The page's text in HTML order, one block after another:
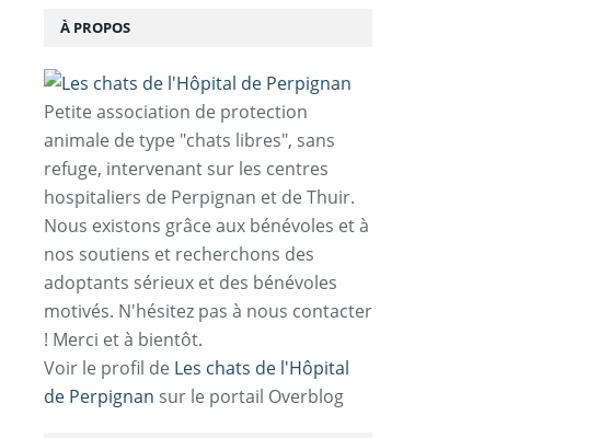
À PROPOS
Petite association de protection
animale de type "chats libres", sans
refuge, intervenant sur les centres
hospitaliers de Perpignan et de Thuir.
Nous existons grâce aux bénévoles et à
nos soutiens et recherchons des
adoptants sérieux et des bénévoles
motivés. N'hésitez pas à nous contacter
! Merci et à bientôt.
Voir le profil de Les chats de l'Hôpital
de Perpignan sur le portail Overblog